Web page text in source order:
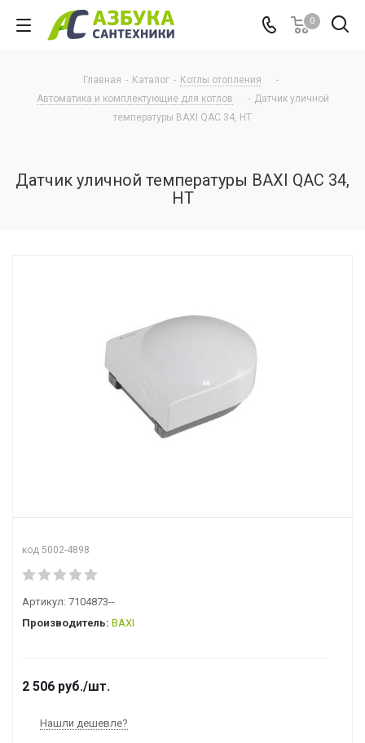
0
Главная - Каталог - Котлы отопления
-
Автоматика и комплектующие для котлов
- Датчик уличной
температуры BAXI QAC 34, HT
Датчик уличной температуры BAXI QAC 34,
HT
код 5002-4898
Артикул: 7104873--
Производитель: BAXI
2 506 руб./шт.
Нашли дешевле?